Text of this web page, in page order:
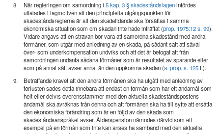
8.
När regleringen om samordning i 5 kap. 3 § skadeståndslageninfördes
uttalades i lagmotiven att den principiella utgångspunkten för
skadeståndsreglerna är att den skadelidande ska försättas i samma
ekonomiska situation som om skadan inte hade inträffat (prop. 1975:12 s. 99).
Vidare angavs att en strävan bör vara att samordna skadestånd med andra
förmåner, som utgår med anledning av en skada, på sådant sätt att såväl
över- som underkompensation undviks och att det är befogat att från
samordningen undanta sådana förmåner som är resultatet av sparande eller
som på annat sätt avser annat än den uppkomna skadan (a. prop. s. 125f.).
9.
Beträffande kravet att den andra förmånen ska ha utgått med anledning av
förlusten sades detta innebära att endast en förmån som har ett ändamål som
helt eller delvis överensstämmer med den aktuella skadeståndspostens
ändamål ska avräknas från denna och att förmånen ska ha till syfte att ersätta
den ekonomiska förändring som är en följd av den skada som
skadeståndsanspråket avser. Ålderspension nämndes därvid som ett
exempel på en förmån som inte kan anses ha samband med den aktuella